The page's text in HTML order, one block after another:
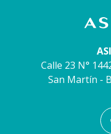
Calle 23 N°
San Martín -